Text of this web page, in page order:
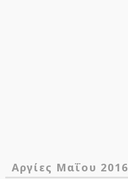
Αργίες Μαΐου 2016